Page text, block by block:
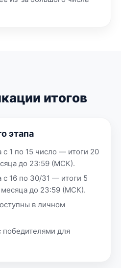
итогов
этапа
с 1 по 15 число — итоги 20
до 23:59 (МСК).
с 16 по 30/31 — итоги 5
до 23:59 (МСК).
в личном
победителями для